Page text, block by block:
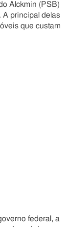
Alckmin (PSB)
A principal delas
que custam
federal, a